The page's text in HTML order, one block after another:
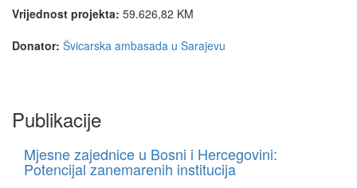
Vrijednost projekta: 59.626,82 KM
Donator: Švicarska ambasada u Sarajevu
Publikacije
Mjesne zajednice u Bosni i Hercegovini:
Potencijal zanemarenih institucija